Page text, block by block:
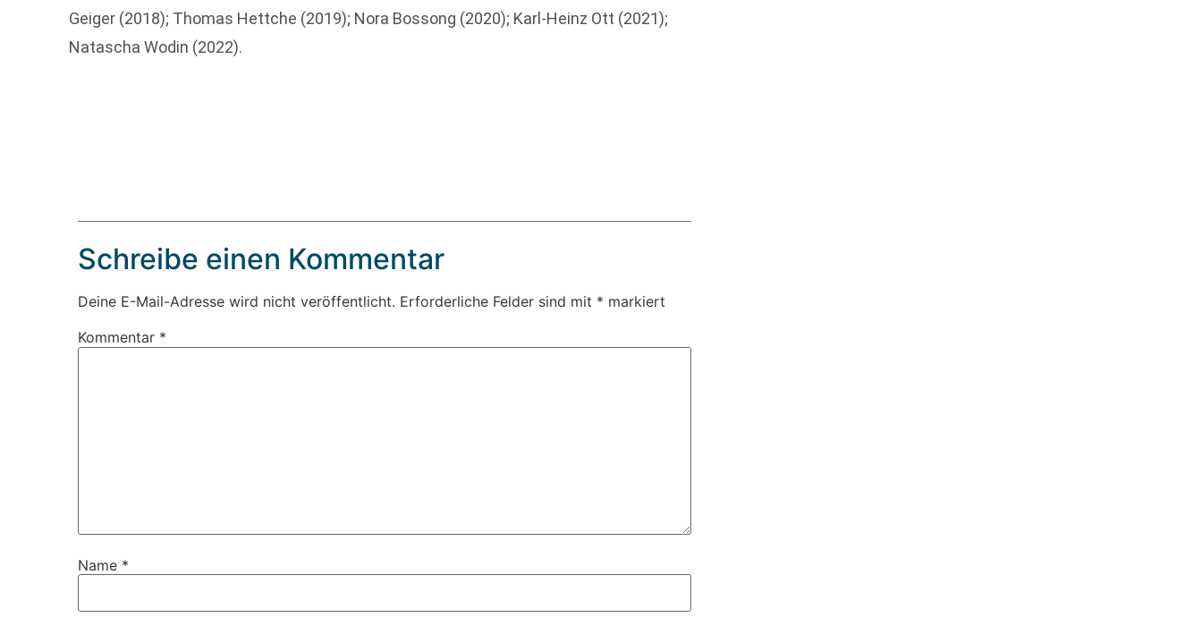
Geiger (2018); Thomas Hettche (2019); Nora Bossong (2020); Karl-Heinz Ott (2021);
Natascha Wodin (2022).
Schreibe einen Kommentar
Deine E-Mail-Adresse wird nicht veröffentlicht. Erforderliche Felder sind mit * markiert
Kommentar *
Name *